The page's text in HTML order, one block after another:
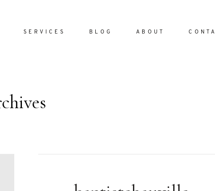
SERVICES BLOG ABOUT
Services